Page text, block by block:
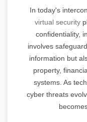
In today's
virtual security
confidentiality,
involves
information but
property,
systems. As
cyber threats